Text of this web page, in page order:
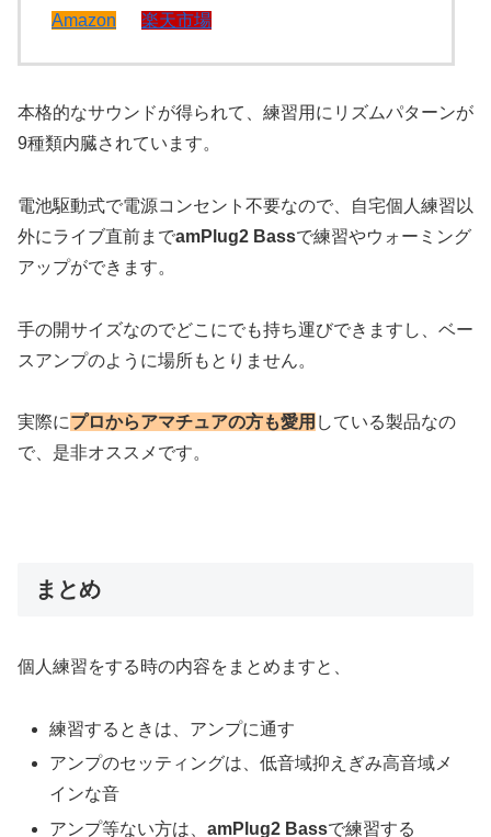
Amazon
楽天市場
本格的なサウンドが得られて、練習用にリズムパターンが
9種類内臓されています。
電池駆動式で電源コンセント不要なので、自宅個人練習以
外にライブ直前までamPlug2 Bassで練習やウォーミング
アップができます。
手の開サイズなのでどこにでも持ち運びできますし、ベー
スアンプのように場所もとりません。
実際にプロからアマチュアの方も愛用 している製品なの
で、是非オススメです。
まとめ
個人練習をする時の内容をまとめますと、
練習するときは、アンプに通す
アンプのセッティングは、低音域抑えぎみ高音域メ
インな音
アンプ等ない方は、amPlug2 Bassで練習する